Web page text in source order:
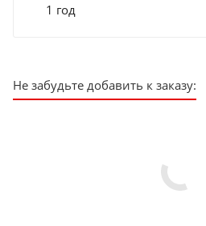
1 год
Не забудьте добавить к заказу: